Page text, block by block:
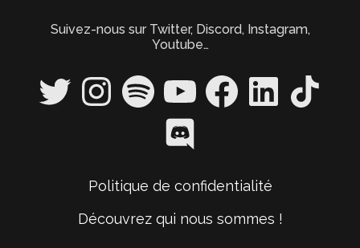
Suivez-nous sur Twitter, Discord, Instagram,
Youtube…
Twitter InstagramSpotify YouTube FacebookLinkedIn TikTok
Discord
Politique de confidentialité
Découvrez qui nous sommes !